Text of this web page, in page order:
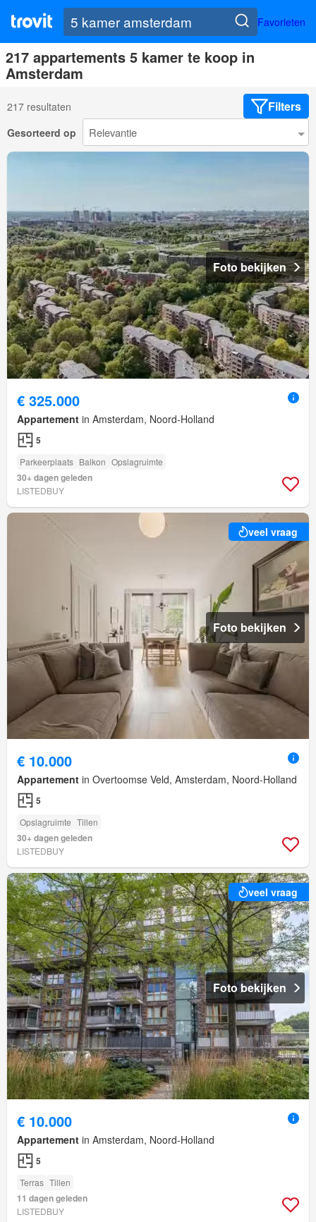
Favorieten
217 appartements 5 kamer te koop in
Amsterdam
217 resultaten Filters
Gesorteerd op
Foto bekijken
€ 325.000
Appartement in Amsterdam, Noord-Holland
5
Parkeerplaats Balkon Opslagruimte
30+ dagen geleden
LISTEDBUY
veel vraag
Foto bekijken
€ 10.000
Appartement in Overtoomse Veld, Amsterdam, Noord-Holland
5
Opslagruimte Tillen
30+ dagen geleden
LISTEDBUY
veel vraag
Foto bekijken
€ 10.000
Appartement in Amsterdam, Noord-Holland
5
Terras Tillen
11 dagen geleden
LISTEDBUY